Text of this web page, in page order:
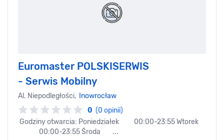
Euromaster POLSKISERWIS
- Serwis Mobilny
Al. Niepodległości,
Inowrocław
0 (0 opinii)
Godziny otwarcia: Poniedziałek 00:00-23:55 Wtorek
00:00-23:55 Środa ...